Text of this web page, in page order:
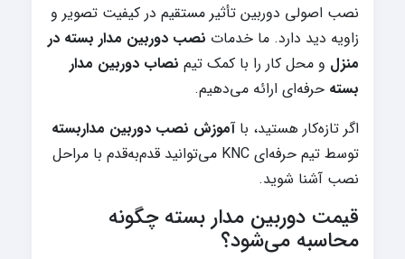
نصب اصولی دوربین تأثیر مستقیم در کیفیت تصویر و
زاویه دید دارد. ما خدمات نصب دوربین مدار بسته در
منزل و محل کار را با کمک تیم نصاب دوربین مدار
بسته حرفه‌ای ارائه می‌دهیم.
اگر تازه‌کار هستید، با آموزش نصب دوربین مداربسته
توسط تیم حرفه‌ای KNC می‌توانید قدم‌به‌قدم با مراحل
نصب آشنا شوید.
قیمت دوربین مدار بسته چگونه
محاسبه می‌شود؟